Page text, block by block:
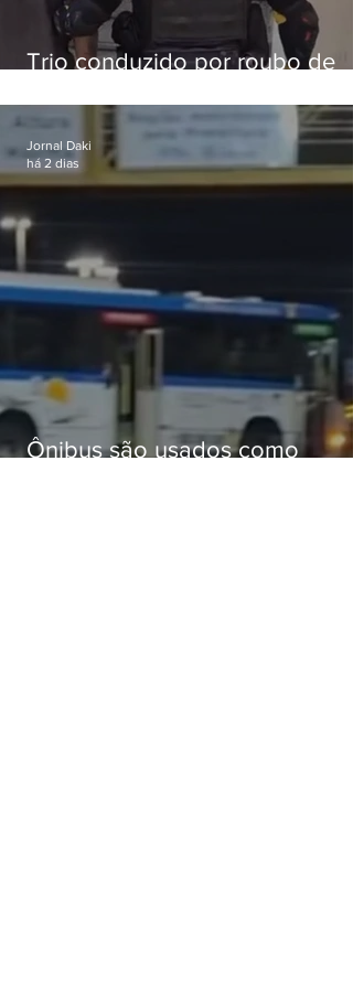
Trio conduzido por roubo de
passagens
Ônibus são usados como
Jornal Daki
há 2 dias